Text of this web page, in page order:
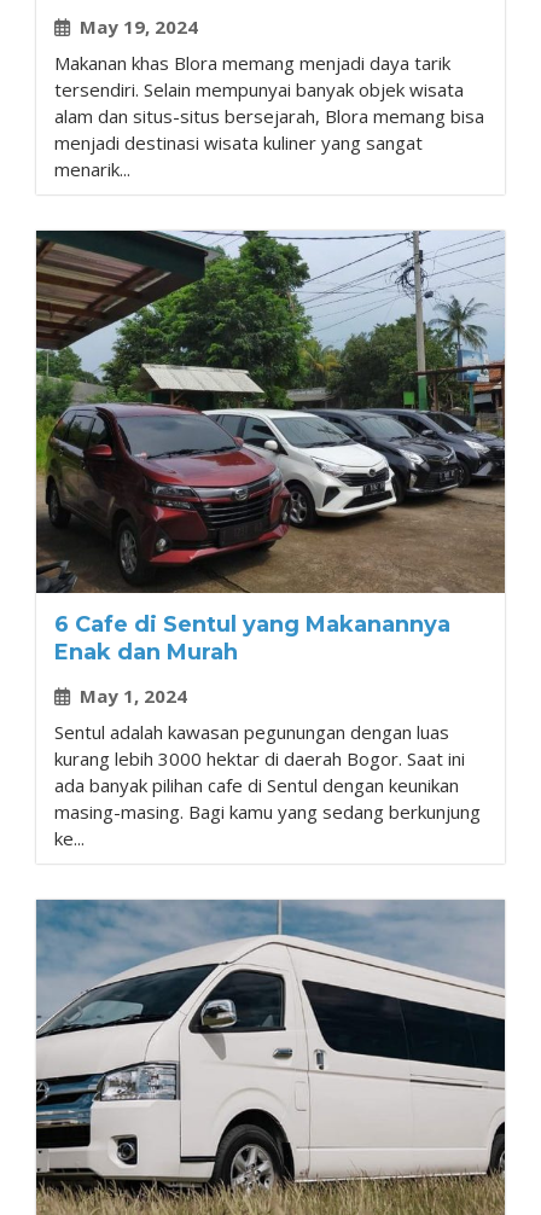
May 19, 2024
Makanan khas Blora memang menjadi daya tarik
tersendiri. Selain mempunyai banyak objek wisata
alam dan situs-situs bersejarah, Blora memang bisa
menjadi destinasi wisata kuliner yang sangat
menarik...
6 Cafe di Sentul yang Makanannya
Enak dan Murah
May 1, 2024
Sentul adalah kawasan pegunungan dengan luas
kurang lebih 3000 hektar di daerah Bogor. Saat ini
ada banyak pilihan cafe di Sentul dengan keunikan
masing-masing. Bagi kamu yang sedang berkunjung
ke...